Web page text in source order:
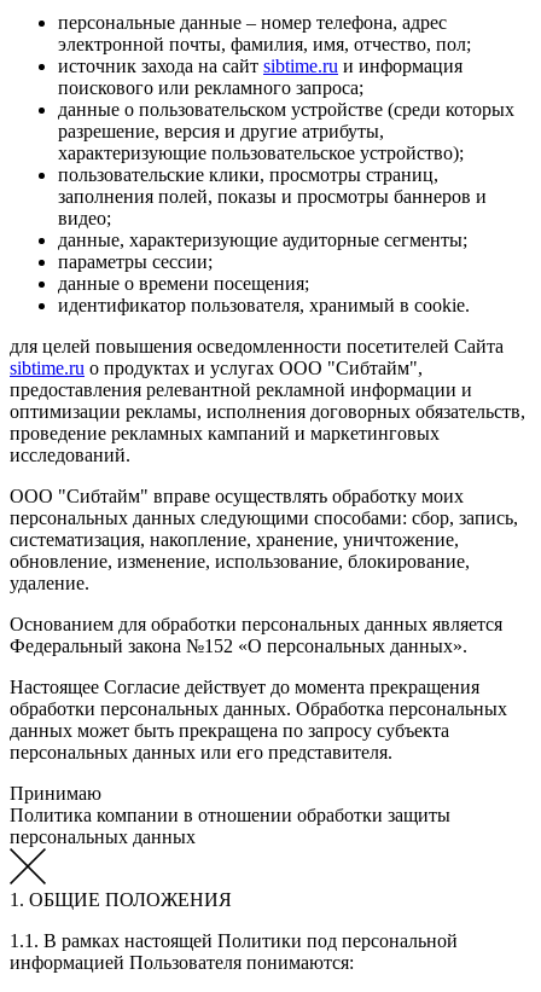
персональные данные – номер телефона, адрес
электронной почты, фамилия, имя, отчество, пол;
источник захода на сайт sibtime.ru и информация
поискового или рекламного запроса;
данные о пользовательском устройстве (среди которых
разрешение, версия и другие атрибуты,
характеризующие пользовательское устройство);
пользовательские клики, просмотры страниц,
заполнения полей, показы и просмотры баннеров и
видео;
данные, характеризующие аудиторные сегменты;
параметры сессии;
данные о времени посещения;
идентификатор пользователя, хранимый в cookie.
для целей повышения осведомленности посетителей Сайта
sibtime.ru о продуктах и услугах ООО "Сибтайм",
предоставления релевантной рекламной информации и
оптимизации рекламы, исполнения договорных обязательств,
проведение рекламных кампаний и маркетинговых
исследований.
ООО "Сибтайм" вправе осуществлять обработку моих
персональных данных следующими способами: сбор, запись,
систематизация, накопление, хранение, уничтожение,
обновление, изменение, использование, блокирование,
удаление.
Основанием для обработки персональных данных является
Федеральный закона №152 «О персональных данных».
Настоящее Согласие действует до момента прекращения
обработки персональных данных. Обработка персональных
данных может быть прекращена по запросу субъекта
персональных данных или его представителя.
Принимаю
Политика компании в отношении обработки защиты
персональных данных
1. ОБЩИЕ ПОЛОЖЕНИЯ
1.1. В рамках настоящей Политики под персональной
информацией Пользователя понимаются: